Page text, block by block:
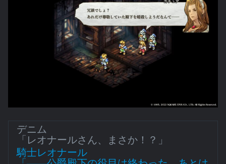
デニム
「レオナールさん、まさか！？」
騎士レオナール